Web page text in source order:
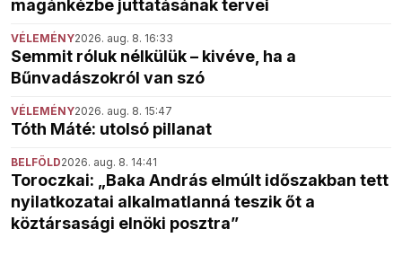
magánkézbe juttatásának tervei
VÉLEMÉNY2026. aug. 8. 16:33
Semmit róluk nélkülük – kivéve, ha a
Bűnvadászokról van szó
VÉLEMÉNY2026. aug. 8. 15:47
Tóth Máté: utolsó pillanat
BELFÖLD2026. aug. 8. 14:41
Toroczkai: „Baka András elmúlt időszakban tett
nyilatkozatai alkalmatlanná teszik őt a
köztársasági elnöki posztra”